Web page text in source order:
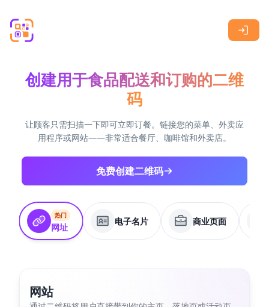
创建用于食品配送和订购的二维
码
让顾客只需扫描一下即可立即订餐。链接您的菜单、外卖应
用程序或网站——非常适合餐厅、咖啡馆和外卖店。
免费创建二维码
热门
网址
电子名片 商业页面
网站